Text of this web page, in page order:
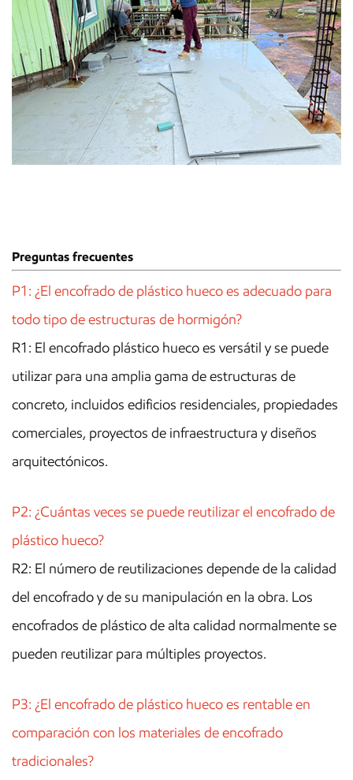
Preguntas frecuentes
P1: ¿El encofrado de plástico hueco es adecuado para
todo tipo de estructuras de hormigón?
R1: El encofrado plástico hueco es versátil y se puede
utilizar para una amplia gama de estructuras de
concreto, incluidos edificios residenciales, propiedades
comerciales, proyectos de infraestructura y diseños
arquitectónicos.
P2: ¿Cuántas veces se puede reutilizar el encofrado de
plástico hueco?
R2: El número de reutilizaciones depende de la calidad
del encofrado y de su manipulación en la obra. Los
encofrados de plástico de alta calidad normalmente se
pueden reutilizar para múltiples proyectos.
P3: ¿El encofrado de plástico hueco es rentable en
comparación con los materiales de encofrado
tradicionales?